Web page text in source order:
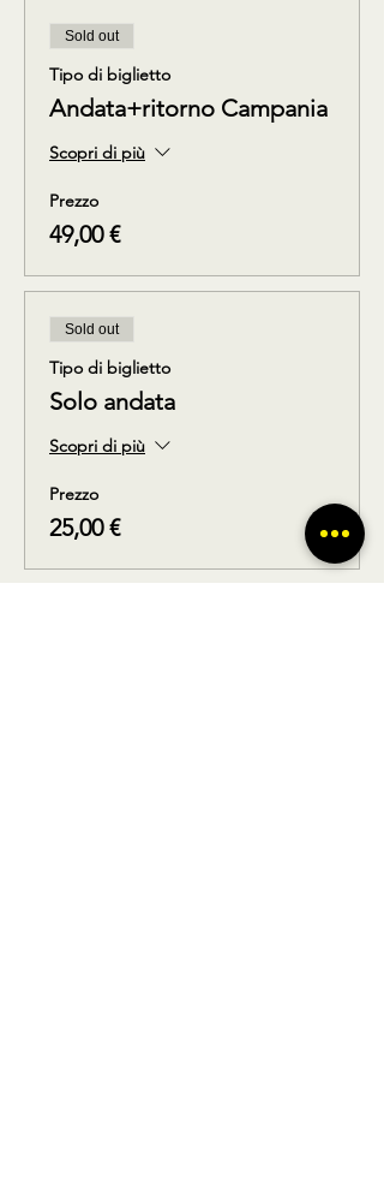
Sold out
Tipo di biglietto
Andata+ritorno Campania
Scopri di più
Prezzo
49,00 €
Sold out
Tipo di biglietto
Solo andata
Scopri di più
Prezzo
25,00 €